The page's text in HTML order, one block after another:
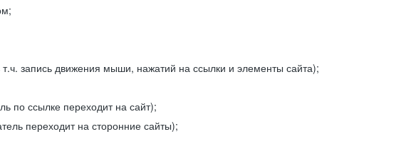
запись движения мыши, нажатий на ссылки и элементы сайта);
по ссылке переходит на сайт);
переходит на сторонние сайты);